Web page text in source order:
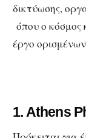
δικτύωσης,
όπου ο κόσμος
έργο
1. Athens